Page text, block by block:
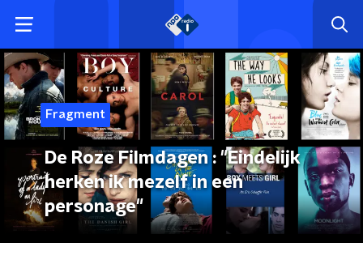
Fragment
De Roze Filmdagen : "Eindelijk
herken ik mezelf in een
personage"